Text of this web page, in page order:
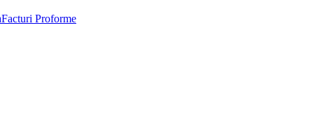
Facturi Proforme